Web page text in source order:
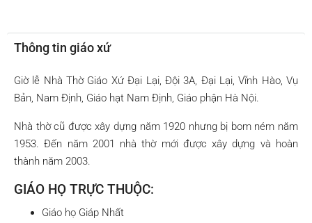
Thông tin giáo xứ
Giờ lễ Nhà Thờ Giáo Xứ Đại Lại, Đội 3A, Đại Lại, Vĩnh Hào, Vụ
Bản, Nam Định, Giáo hạt Nam Định, Giáo phận Hà Nội.
Nhà thờ cũ được xây dựng năm 1920 nhưng bị bom ném năm
1953. Đến năm 2001 nhà thờ mới được xây dựng và hoàn
thành năm 2003.
GIÁO HỌ TRỰC THUỘC:
Giáo họ Giáp Nhất